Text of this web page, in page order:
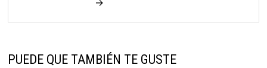
→
PUEDE QUE TAMBIÉN TE GUSTE